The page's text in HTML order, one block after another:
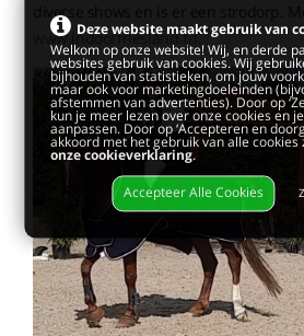
diverse shows en is er een strodorp.
www.indoorfriesland.frl.
Deze website maakt gebruik van
Welkom op onze website! Wij, en derde
websites gebruik van cookies. Wij
bijhouden van statistieken, om jouw
maar ook voor marketingdoeleinden
afstemmen van advertenties). Door op
kun je meer lezen over onze cookies en
aanpassen. Door op ‘Accepteren en
akkoord met het gebruik van alle
onze cookieverklaring.
Accepteer Alle Cookies